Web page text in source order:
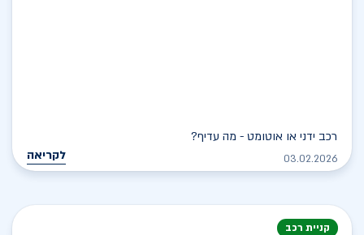
רכב ידני או אוטומט - מה עדיף?
03.02.2026 לקריאה
קניית רכב